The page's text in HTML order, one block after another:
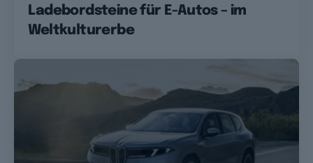
Ladebordsteine für E-Autos – im
Weltkulturerbe